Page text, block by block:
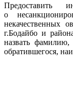
Предоставить
о
некачественных
г.Бодайбо и
назвать фамилию,
обратившегося,